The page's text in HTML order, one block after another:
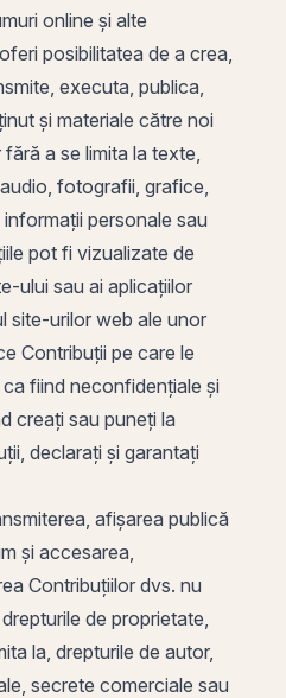
online și alte
posibilitatea de a crea,
executa, publica,
și materiale către noi
a se limita la texte,
fotografii, grafice,
personale sau
pot fi vizualizate de
ului sau ai aplicațiilor
site-urilor web ale unor
Contribuții pe care le
fiind neconfidențiale și
creați sau puneți la
declarați și garantați
afișarea publică
și accesarea,
Contribuțiilor dvs. nu
de proprietate,
la, drepturile de autor,
secrete comerciale sau